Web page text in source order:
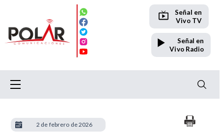
Señal en
Vivo TV
Señal en
Vivo Radio
2 de febrero de 2026